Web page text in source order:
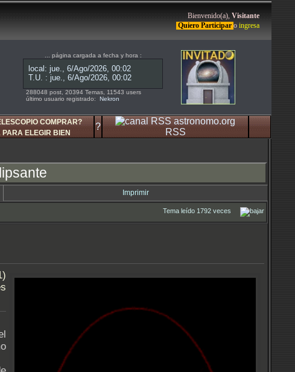
Bienvenido(a), Visitante
Quiero Participar o ingresa
... página cargada a fecha y hora :
288048 post, 20394 Temas, 11543 users
último usuario registrado: Nekron
COMPRAR?
PARA ELEGIR BIEN
?
RSS
Imprimir
Tema leído 1792 veces